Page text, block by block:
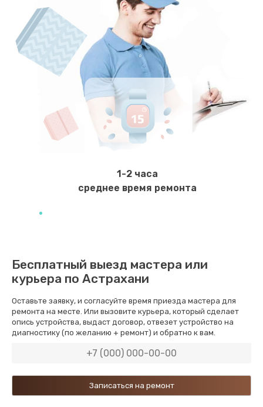
Замена клапана термоблока
1800 руб.
Заказать
Ремонт датчика воды
1900 руб.
Заказать
1950 руб.
Заказать
Ремонт ТЭНа
2500 руб.
Заказать
Ремонт блока помола
Заказать
1-2 часа
среднее время ремонта
Бесплатный выезд мастера или
курьера по Астрахани
Оставьте заявку, и согласуйте время приезда мастера для
ремонта на месте. Или вызовите курьера, который сделает
опись устройства, выдаст договор, отвезет устройство на
диагностику (по желанию + ремонт) и обратно к вам.